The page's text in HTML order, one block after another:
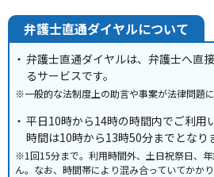
弁護士直通ダイヤルについて
弁護士直通ダイヤルは、弁護士へ直
るサービスです。
※一般的な法制度上の助言や事案が法律問題
平日10時から14時の時間内でご利用
時間は10時から13時50分までとなり
※1回15分まで。利用時間外、土日祝祭日、
ん。なお、時間帯により混み合っていてかか